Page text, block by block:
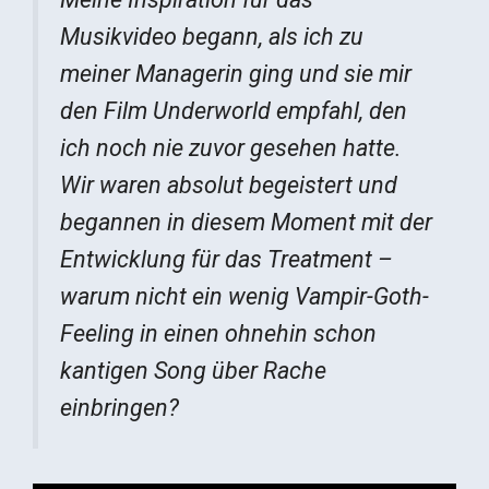
Musikvideo begann, als ich zu
meiner Managerin ging und sie mir
den Film Underworld empfahl, den
ich noch nie zuvor gesehen hatte.
Wir waren absolut begeistert und
begannen in diesem Moment mit der
Entwicklung für das Treatment –
warum nicht ein wenig Vampir-Goth-
Feeling in einen ohnehin schon
kantigen Song über Rache
einbringen?